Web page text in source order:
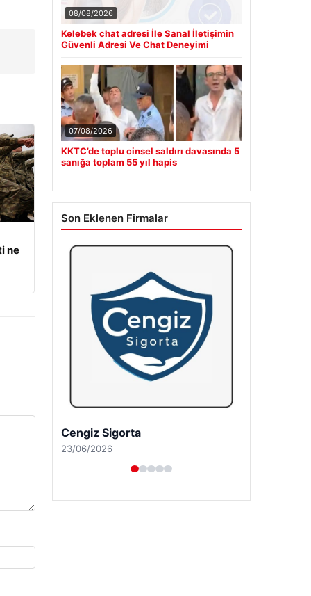
ne
08/08/2026
Kelebek chat adresi İle Sanal İletişimin
Güvenli Adresi Ve Chat Deneyimi
07/08/2026
KKTC’de toplu cinsel saldırı davasında 5
sanığa toplam 55 yıl hapis
Son Eklenen Firmalar
Hastaş Beton
26/05/2026